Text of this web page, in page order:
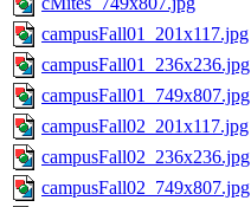
campusFall01_201x117.jpg
campusFall01_236x236.jpg
campusFall01_749x807.jpg
campusFall02_201x117.jpg
campusFall02_236x236.jpg
campusFall02_749x807.jpg